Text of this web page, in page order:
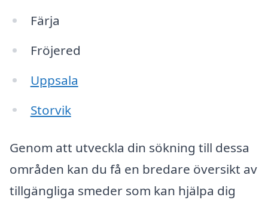
Färja
Fröjered
Uppsala
Storvik
Genom att utveckla din sökning till dessa
områden kan du få en bredare översikt av
tillgängliga smeder som kan hjälpa dig